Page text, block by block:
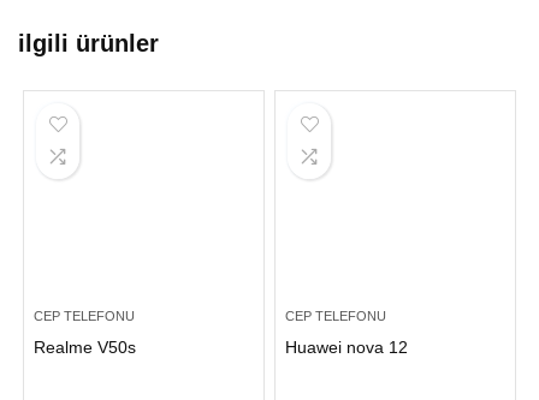
ilgili ürünler
CEP TELEFONU
Realme V50s
CEP TELEFONU
Huawei nova 12